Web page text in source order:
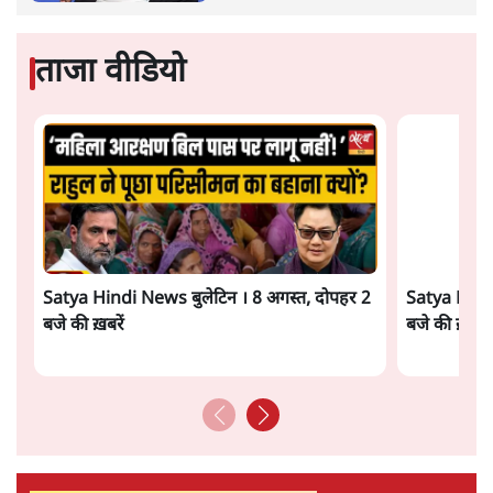
सत्य हिन्दी ऐप डाउनलोड
समी अहमद
समी अहमदकी और स्टोरी पढ़ें